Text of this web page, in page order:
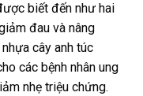
biết đến như hai
đau và nâng
cây anh túc
các bệnh nhân ung
nhẹ triệu chứng.